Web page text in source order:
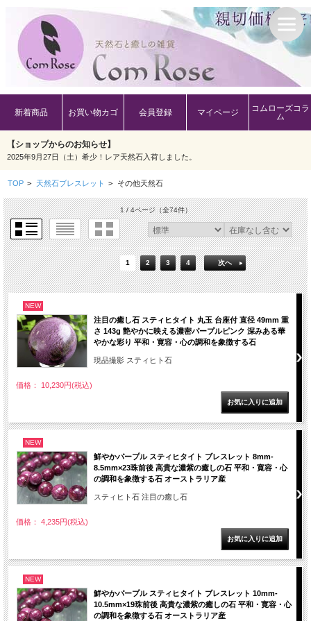
新着商品 お買い物カゴ 会員登録 マイページ
コムローズコラ
ム
【ショップからのお知らせ】
2025年9月27日（土）希少！レア天然石入荷しました。
TOP > 天然石ブレスレット > その他天然石
1 / 4ページ（全74件）
1 2 3 4 次へ
NEW
注目の癒し石 スティヒタイト 丸玉 台座付 直径 49mm 重
さ 143g 艶やかに映える濃密パープルピンク 深みある華
やかな彩り 平和・寛容・心の調和を象徴する石
現品撮影 スティヒト石
価格： 10,230円(税込)
NEW
鮮やかパープル スティヒタイト ブレスレット 8mm-
8.5mm×23珠前後 高貴な濃紫の癒しの石 平和・寛容・心
の調和を象徴する石 オーストラリア産
スティヒト石 注目の癒し石
価格： 4,235円(税込)
NEW
鮮やかパープル スティヒタイト ブレスレット 10mm-
10.5mm×19珠前後 高貴な濃紫の癒しの石 平和・寛容・心
の調和を象徴する石 オーストラリア産